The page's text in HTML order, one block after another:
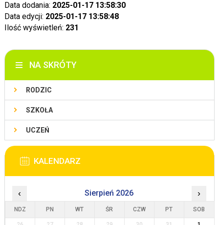
Data dodania: 2025-01-17 13:58:30
Data edycji: 2025-01-17 13:58:48
Ilość wyświetleń: 231
NA SKRÓTY
RODZIC
SZKOŁA
UCZEŃ
KALENDARZ
‹ Sierpień 2026 ›
NDZ PN WT ŚR CZW PT SOB